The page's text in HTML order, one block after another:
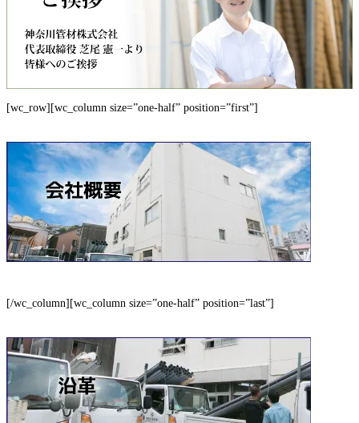
[wc_row][wc_column size=”one-half” position=”first”]
[/wc_column][wc_column size=”one-half” position=”last”]